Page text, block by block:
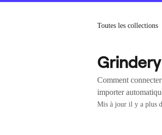
Toutes les collections
Comment
importer
Mis à jour il y a plus